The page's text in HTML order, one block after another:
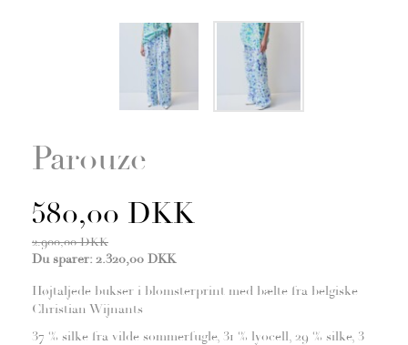
Parouze
580,00 DKK
2.900,00 DKK
Du sparer: 2.320,00 DKK
Højtaljede bukser i blomsterprint med bælte fra belgiske
Christian Wijnants
37 % silke fra vilde sommerfugle, 31 % lyocell, 29 % silke, 3